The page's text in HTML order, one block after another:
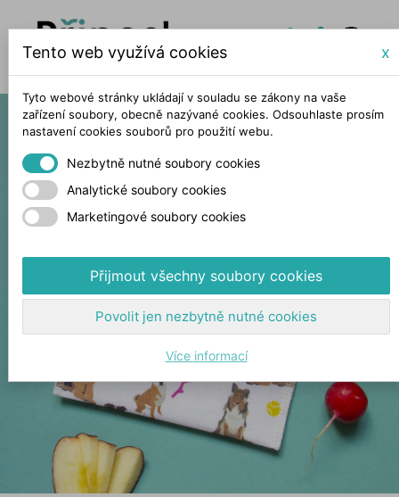
Tento web využívá cookies x
Tyto webové stránky ukládají v souladu se zákony na vaše
zařízení soubory, obecně nazývané cookies. Odsouhlaste prosím
nastavení cookies souborů pro použití webu.
Nezbytně nutné soubory cookies
Analytické soubory cookies
Marketingové soubory cookies
Přijmout všechny soubory cookies
Povolit jen nezbytně nutné cookies
Více informací